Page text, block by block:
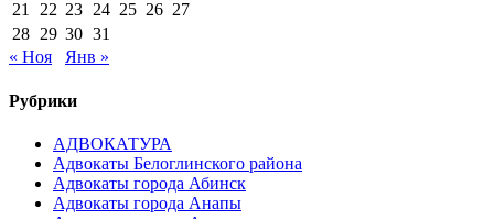
21
22 23 24 25 26 27
28 29 30 31
« Ноя
Янв »
Рубрики
АДВОКАТУРА
Адвокаты Белоглинского района
Адвокаты города Абинск
Адвокаты города Анапы